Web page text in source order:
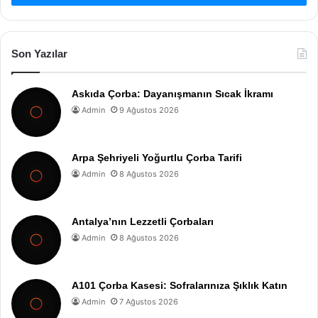
Son Yazılar
Askıda Çorba: Dayanışmanın Sıcak İkramı
Admin 9 Ağustos 2026
Arpa Şehriyeli Yoğurtlu Çorba Tarifi
Admin 8 Ağustos 2026
Antalya’nın Lezzetli Çorbaları
Admin 8 Ağustos 2026
A101 Çorba Kasesi: Sofralarınıza Şıklık Katın
Admin 7 Ağustos 2026